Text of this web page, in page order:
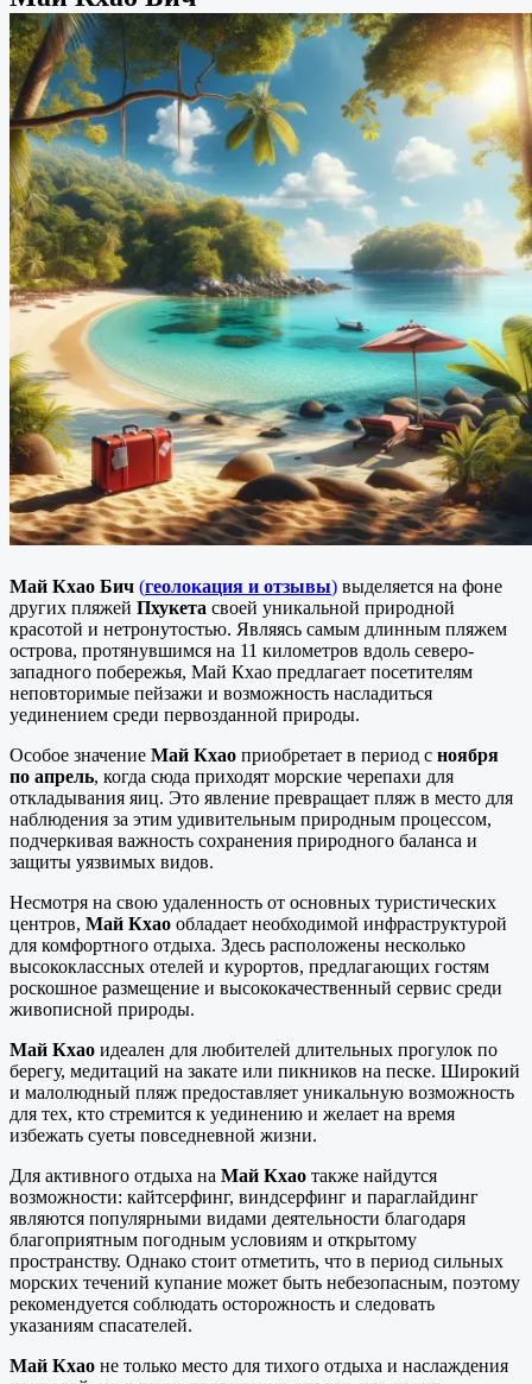
Май Кхао Бич (геолокация и отзывы) выделяется на фоне
других пляжей Пхукета своей уникальной природной
красотой и нетронутостью. Являясь самым длинным пляжем
острова, протянувшимся на 11 километров вдоль северо-
западного побережья, Май Кхао предлагает посетителям
неповторимые пейзажи и возможность насладиться
уединением среди первозданной природы.
Особое значение Май Кхао приобретает в период с ноября
по апрель, когда сюда приходят морские черепахи для
откладывания яиц. Это явление превращает пляж в место для
наблюдения за этим удивительным природным процессом,
подчеркивая важность сохранения природного баланса и
защиты уязвимых видов.
Несмотря на свою удаленность от основных туристических
центров, Май Кхао обладает необходимой инфраструктурой
для комфортного отдыха. Здесь расположены несколько
высококлассных отелей и курортов, предлагающих гостям
роскошное размещение и высококачественный сервис среди
живописной природы.
Май Кхао идеален для любителей длительных прогулок по
берегу, медитаций на закате или пикников на песке. Широкий
и малолюдный пляж предоставляет уникальную возможность
для тех, кто стремится к уединению и желает на время
избежать суеты повседневной жизни.
Для активного отдыха на Май Кхао также найдутся
возможности: кайтсерфинг, виндсерфинг и параглайдинг
являются популярными видами деятельности благодаря
благоприятным погодным условиям и открытому
пространству. Однако стоит отметить, что в период сильных
морских течений купание может быть небезопасным, поэтому
рекомендуется соблюдать осторожность и следовать
указаниям спасателей.
Май Кхао не только место для тихого отдыха и наслаждения